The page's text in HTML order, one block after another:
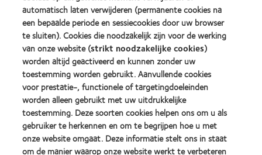
2010
Best
Companies
for
Leaders
(2012)
Factory
Awards
(2011)
Learn
more
about
ODMA
2011
(2011)
Learn
more
about
2012
REBRAND
100®
Global
Award
(2012)
Onze producten
automatisch laten verwijderen (permanente cookies na
een bepaalde periode en sessiecookies door uw browser
te sluiten). Cookies die noodzakelijk zijn voor de werking
van onze website (strikt noodzakelijke cookies)
worden altijd geactiveerd en kunnen zonder uw
toestemming worden gebruikt. Aanvullende cookies
voor prestatie-, functionele of targetingdoeleinden
worden alleen gebruikt met uw uitdrukkelijke
toestemming. Deze soorten cookies helpen ons om u als
gebruiker te herkennen en om te begrijpen hoe u met
onze website omgaat. Deze informatie stelt ons in staat
om de manier waarop onze website werkt te verbeteren